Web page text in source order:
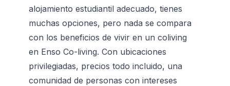
alojamiento estudiantil adecuado, tienes
muchas opciones, pero nada se compara
con los beneficios de vivir en un coliving
en Enso Co-living. Con ubicaciones
privilegiadas, precios todo incluido, una
comunidad de personas con intereses